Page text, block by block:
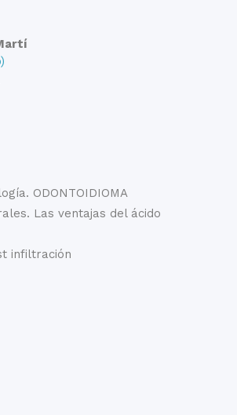
ODONTOIDIOMA
Las ventajas del ácido
infiltración